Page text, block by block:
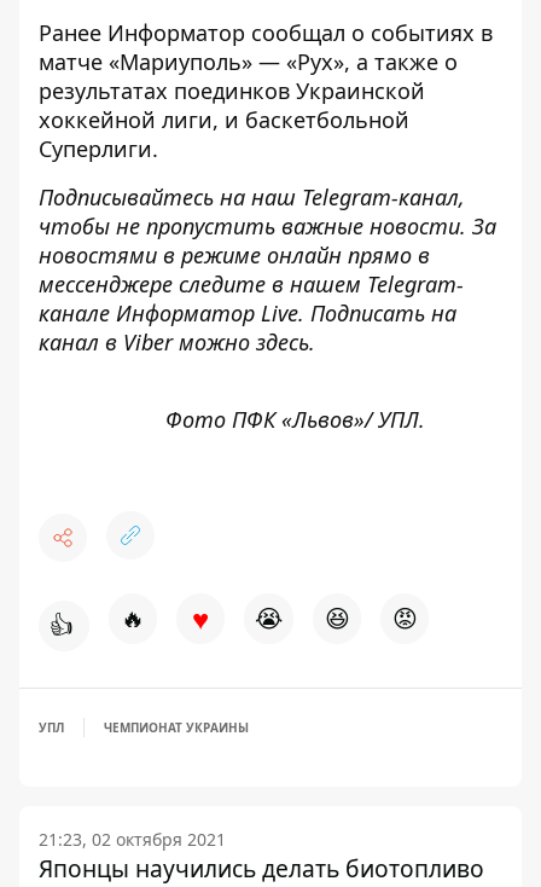
Ранее Информатор сообщал о событиях в
матче «Мариуполь» — «Рух», а также о
результатах поединков Украинской
хоккейной лиги, и баскетбольной
Суперлиги.
Подписывайтесь на наш Telegram-канал,
чтобы не пропустить важные новости. За
новостями в режиме онлайн прямо в
мессенджере следите в нашем Telegram-
канале Информатор Live. Подписать на
канал в Viber можно здесь.
Фото ПФК «Львов»/УПЛ.
👍 🔥 ♥ 😭 😆 😡
УПЛ ЧЕМПИОНАТ УКРАИНЫ
21:23, 02 октября 2021
Японцы научились делать биотопливо